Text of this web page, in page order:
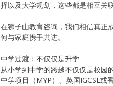
择以及大学规划，这些都是相互关
在狮子山教育咨询，我们相信真正
何与家庭携手共进。
中学过渡：不仅仅是升学
从小学到中学的跨越不仅仅是校
中学项目（MYP）、英国IGCSE